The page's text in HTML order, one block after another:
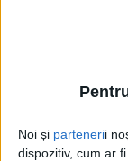
Noi și partenerii
dispozitiv, cum ar